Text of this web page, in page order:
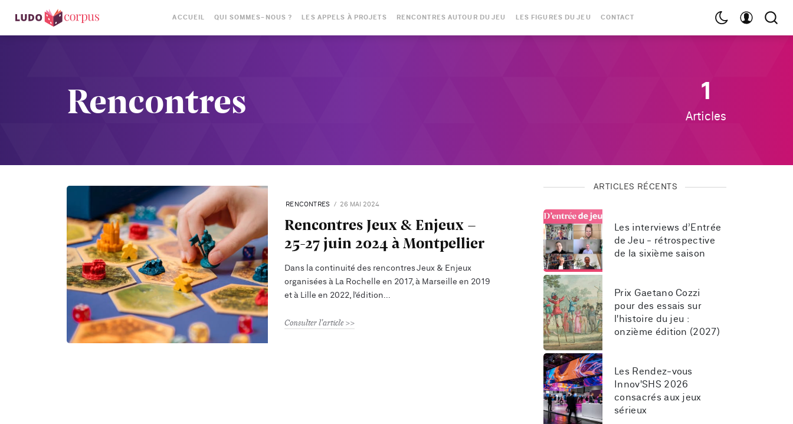
ACCUEIL QUI SOMMES-NOUS ? LES APPELS À PROJETS RENCONTRES AUTOUR DU JEU LES FIGURES DU JEU CONTACT
Rencontres 1
Articles
RENCONTRES 26 MAI 2024
Rencontres Jeux & Enjeux -
25-27 juin 2024 à Montpellier
Dans la continuité des rencontres Jeux & Enjeux
organisées à La Rochelle en 2017, à Marseille en 2019
et à Lille en 2022, l’édition
Consulter l'article
ARTICLES RÉCENTS
Les interviews d’Entrée
de Jeu - rétrospective
de la sixième saison
Prix Gaetano Cozzi
pour des essais sur
l'histoire du jeu :
onzième édition (2027)
Les Rendez-vous
Innov'SHS 2026
consacrés aux jeux
sérieux